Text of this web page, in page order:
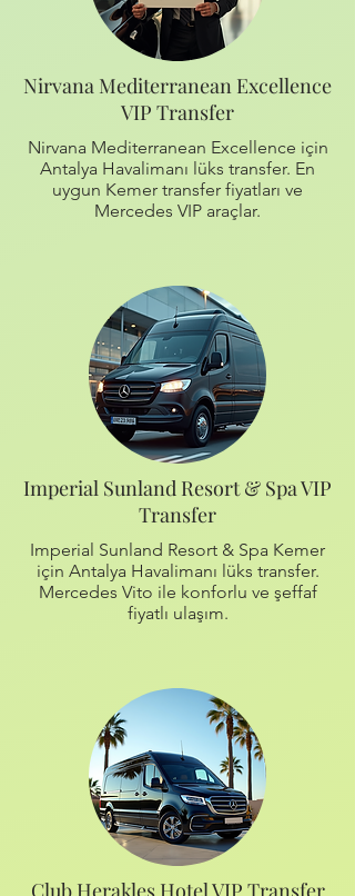
Nirvana Mediterranean Excellence
VIP Transfer
Nirvana Mediterranean Excellence için
Antalya Havalimanı lüks transfer. En
uygun Kemer transfer fiyatları ve
Mercedes VIP araçlar.
Imperial Sunland Resort & Spa VIP
Transfer
Imperial Sunland Resort & Spa Kemer
için Antalya Havalimanı lüks transfer.
Mercedes Vito ile konforlu ve şeffaf
fiyatlı ulaşım.
Club Herakles Hotel VIP Transfer